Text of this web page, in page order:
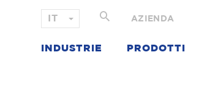
AZIENDA
INDUSTRIE PRODOTTI